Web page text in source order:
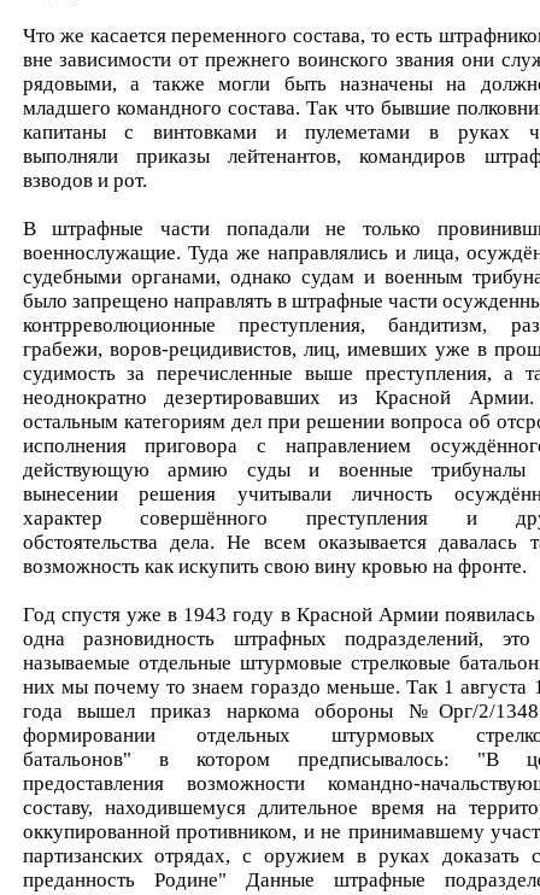
Что же касается переменного состава, то есть
вне зависимости от прежнего воинского звания они
рядовыми, а также могли быть назначены на
младшего командного состава. Так что бывшие
капитаны с винтовками и пулеметами в руках
выполняли приказы лейтенантов, командиров
взводов и рот.
В штрафные части попадали не только
военнослужащие. Туда же направлялись и лица,
судебными органами, однако судам и военным
было запрещено направлять в штрафные части
контрреволюционные преступления, бандитизм,
грабежи, воров-рецидивистов, лиц, имевших уже в
судимость за перечисленные выше преступления, а
неоднократно дезертировавших из Красной
остальным категориям дел при решении вопроса об
исполнения приговора с направлением
действующую армию суды и военные трибуналы
вынесении решения учитывали личность
характер совершённого преступления и
обстоятельства дела. Не всем оказывается давалась
возможность как искупить свою вину кровью на фронте.
Год спустя уже в 1943 году в Красной Армии
одна разновидность штрафных подразделений, это
называемые отдельные штурмовые стрелковые
них мы почему то знаем гораздо меньше. Так 1 августа
года вышел приказ наркома обороны №Орг/2/
формировании отдельных штурмовых
батальонов" в котором предписывалось: "В
предоставления возможности командно-
составу, находившемуся длительное время на
оккупированной противником, и не принимавшему
партизанских отрядах, с оружием в руках доказать
преданность Родине" Данные штрафные